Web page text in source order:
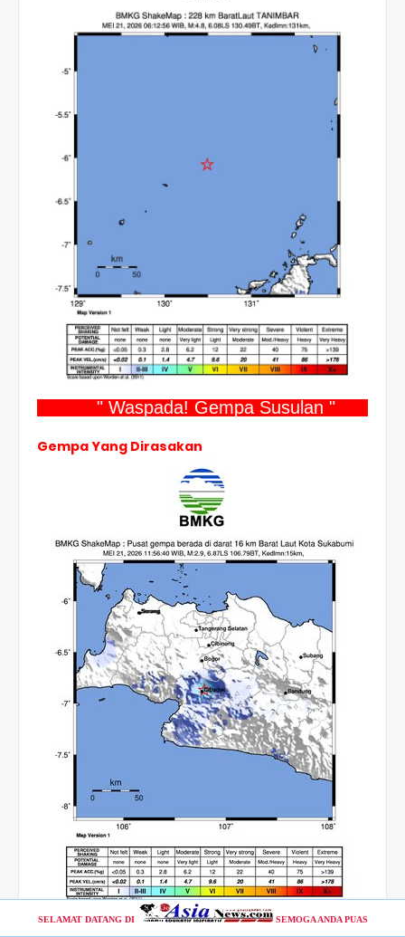
" Waspada! Gempa Susulan "
Gempa Yang Dirasakan
SELAMAT DATANG DI SEMOGA ANDA PUAS